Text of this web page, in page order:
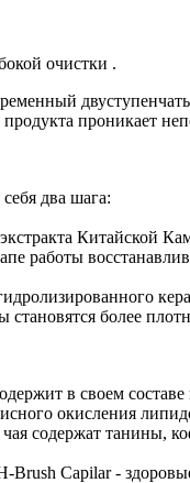
очистки .
проникает
два шага:
Китайской
работы
становятся более
в своем
окисления
чая содержат
Brush Capilar -